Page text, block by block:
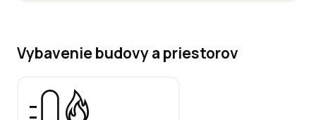
Vybavenie budovy a priestorov